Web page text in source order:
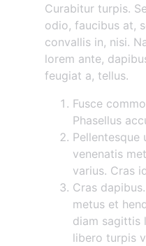
Curabitur turpis.
odio, faucibus at,
convallis in, nisi.
lorem ante,
feugiat a, tellus.
Fusce
Phasellus
Pellentesque
venenatis
varius. Cras
Cras
metus et
diam sagittis
libero turpis